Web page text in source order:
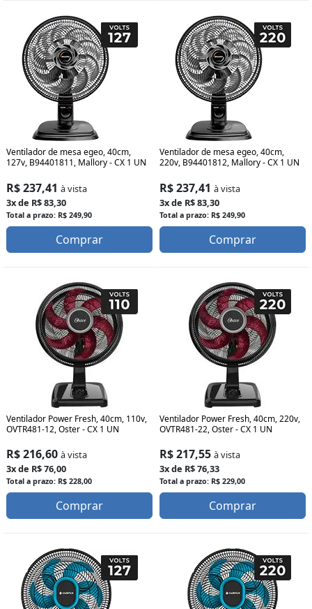
Ventilador de mesa egeo, 40cm,
127v, B94401811, Mallory - CX 1 UN
R$ 237,41 à vista
3x de R$ 83,30
Total a prazo: R$ 249,90
Comprar
Ventilador de mesa egeo, 40cm,
220v, B94401812, Mallory - CX 1 UN
R$ 237,41 à vista
3x de R$ 83,30
Total a prazo: R$ 249,90
Comprar
Ventilador Power Fresh, 40cm, 110v,
OVTR481-12, Oster - CX 1 UN
R$ 216,60 à vista
3x de R$ 76,00
Total a prazo: R$ 228,00
Comprar
Ventilador Power Fresh, 40cm, 220v,
OVTR481-22, Oster - CX 1 UN
R$ 217,55 à vista
3x de R$ 76,33
Total a prazo: R$ 229,00
Comprar